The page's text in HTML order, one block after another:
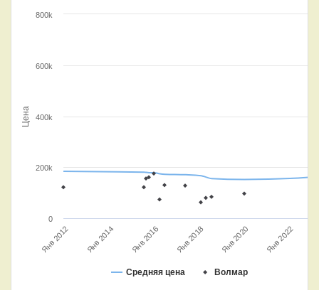
Цена
Средняя цена Волмар
Янв 2012 Янв 2014 Янв 2016 Янв 2018 Янв 2020 Янв 2022
0
200k
400k
600k
800k